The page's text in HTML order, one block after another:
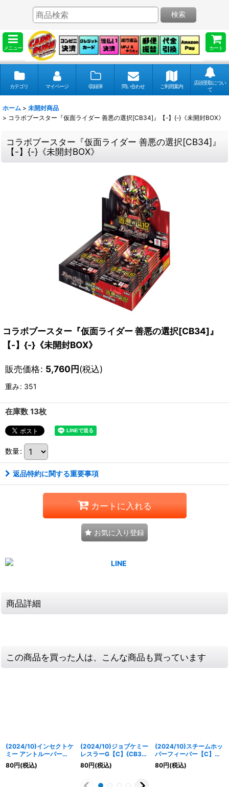
メニュー カート
検索
カテゴリ マイページ 収録弾 問い合わせ ご利用案内
店頭受取につい
て
ホーム > 未開封商品
> コラボブースター『仮面ライダー 善悪の選択[CB34]』【-】{-}《未開封BOX》
コラボブースター『仮面ライダー 善悪の選択[CB34]』
【-】{-}《未開封BOX》
コラボブースター『仮面ライダー 善悪の選択[CB34]』
【-】{-}《未開封BOX》
販売価格: 5,760円(税込)
重み: 351
在庫数 13枚
数量:
返品特約に関する重要事項
カートに入れる
お気に入り登録
商品詳細
この商品を買った人は、こんな商品も買っています
(2024/10)インセクトケ
ミー アントルーパー
【C】{CB30-059}
《緑》
80円(税込)
(2024/10)ジョブケミー
レスラーG【C】{CB30-
062}《青》
80円(税込)
(2024/10)スチームホッ
パーフィーバー【C】
{CB30-075}《青》
80円(税込)